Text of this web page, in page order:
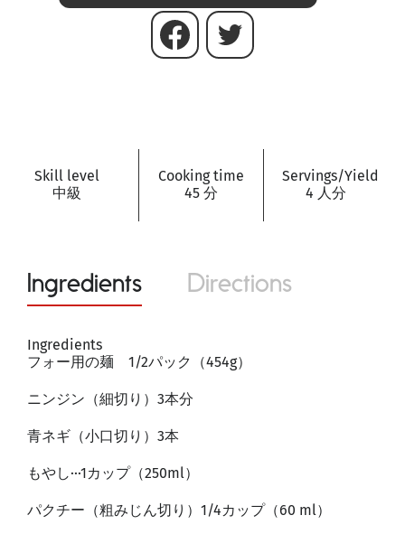
Skill level
中級
Cooking time
45 分
Servings/Yield
4 人分
Ingredients Directions
Ingredients
フォー用の麺 1/2パック（454g）
ニンジン（細切り）3本分
青ネギ（小口切り）3本
もやし···1カップ（250ml）
パクチー（粗みじん切り）1/4カップ（60 ml）